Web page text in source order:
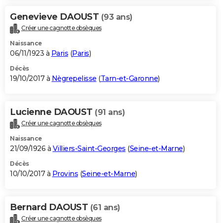
Genevieve DAOUST (93 ans)
Créer une cagnotte obsèques
Naissance
06/11/1923 à Paris (Paris)
Décès
19/10/2017 à Nègrepelisse (Tarn-et-Garonne)
Lucienne DAOUST (91 ans)
Créer une cagnotte obsèques
Naissance
21/09/1926 à Villiers-Saint-Georges (Seine-et-Marne)
Décès
10/10/2017 à Provins (Seine-et-Marne)
Bernard DAOUST (61 ans)
Créer une cagnotte obsèques